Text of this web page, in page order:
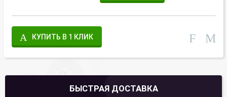
КУПИТЬ В 1 КЛИК
БЫСТРАЯ ДОСТАВКА